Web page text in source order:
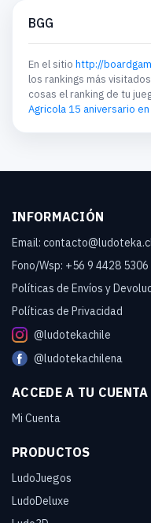
BGG
En el sitio http://
los rankings más
cosas el ranking de tu
Agricola 15 aniversario en
INFORMACIÓN
Email:
Fono/Wsp: +56 9 4428 5306
Políticas de Envíos y
Políticas de Privacidad
@ludotekachile
@ludotekachilena
ACCEDE A TU CUENTA
Mi Cuenta
PRODUCTOS
LudoJuegos
LudoDeluxe